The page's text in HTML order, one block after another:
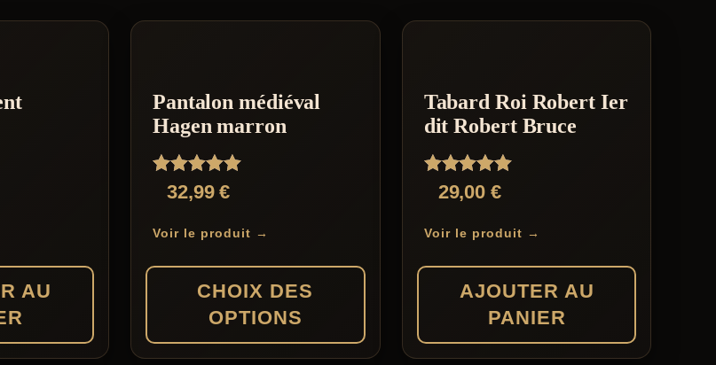
AU
Pantalon médiéval
Hagen marron
Note
5.00
32,99€
Voir le produit →
CHOIX DES
OPTIONS
Tabard Roi Robert Ier
dit Robert Bruce
Note
5.00
29,00€
Voir le produit →
AJOUTER AU
PANIER